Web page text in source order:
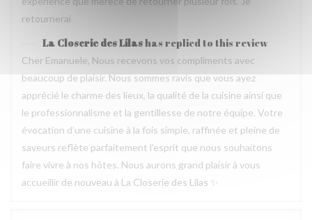
retournerai
La Closerie des Lilashas replied to this review
Cher Emanuele, Nous recevons vos compliments avec
beaucoup de plaisir. Nous sommes ravis que vous ayez
apprécié le charme des lieux, la qualité de la cuisine ainsi que
le professionnalisme et la gentillesse de notre équipe. Votre
évocation d’une cuisine à la fois simple, raffinée et pleine de
saveurs reflète parfaitement l’esprit que nous souhaitons
faire vivre à nos hôtes. Nous aurons grand plaisir à vous
accueillir de nouveau à La Closerie des Lilas ✨